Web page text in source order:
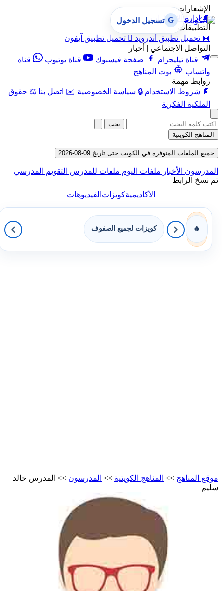
الإشعارات
🔔 إدارة الإشعارات
التطبيقات
🤖 تحميل تطبيق أندرويد  تحميل تطبيق آيفون
التواصل الاجتماعي | أخبار
قناة تيليجرام
صفحة فيسبوك قناة يوتيوب
قناة
واتساب
بوت المناهج
روابط مهمة
📄 شروط الاستخدام 🔒 سياسة الخصوصية ✉️ اتصل بنا ⚖️ حقوق
الملكية الفكرية
G تسجيل الدخول
بحث
المناهج الكويتية
جميع الملفات المتوفرة في الكويت حتى تاريخ 09-08-2026
المدرسون الأخبار ملفات اليوم ملفات للمدرس التقويم المدرسي
تم نسخ الرابط
الأكاديميةكويزاتالفيديوهات
🔥 كويزات لجميع الصفوف
موقع المناهج >> المناهج الكويتية >> المدرسون >>
المدرس خالد
سليم